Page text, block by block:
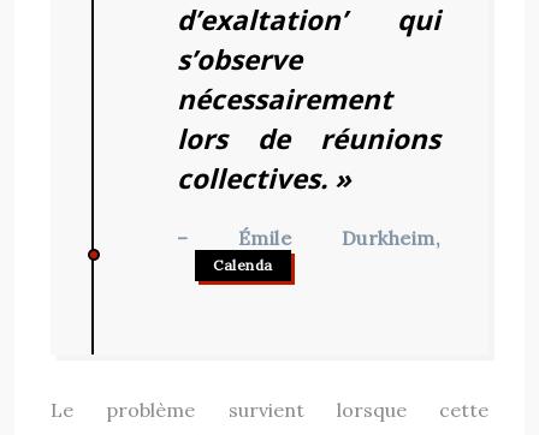
d’exaltation’ qui
s’observe
nécessairement
lors de réunions
collectives. »
– Émile Durkheim,
Calenda
Le problème survient lorsque cette